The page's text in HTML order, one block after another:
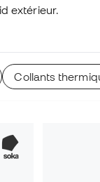
extérieur.
Collants